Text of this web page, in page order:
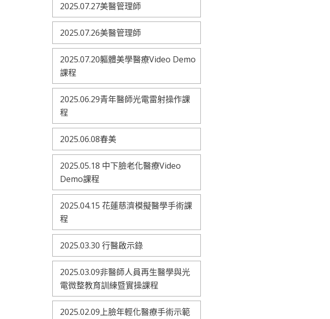
2025.07.27美醫管理師
2025.07.26美醫管理師
2025.07.20軀體美學醫療Video Demo
課程
2025.06.29青年醫師光電雷射操作課
程
2025.06.08春美
2025.05.18 中下臉老化醫療Video
Demo課程
2025.04.15 花蓮慈濟模擬醫學手術課
程
2025.03.30 行醫啟示錄
2025.03.09非醫師人員再生醫學與光
電微整教育訓練暨實操課程
2025.02.09上臉年輕化醫療手術示範